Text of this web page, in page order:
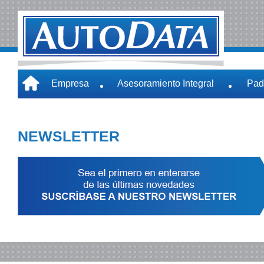
Empresa Asesoramiento Integral
NEWSLETTER